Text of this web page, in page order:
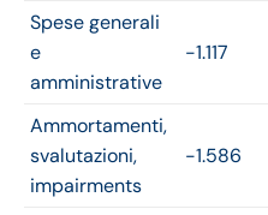
Spese generali
e
amministrative
-1.117
Ammortamenti,
svalutazioni,
impairments
-1.586